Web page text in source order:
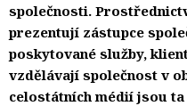
společnosti.
prezentují zástupce
poskytované služby,
vzdělávají společnost v
celostátních médií jsou